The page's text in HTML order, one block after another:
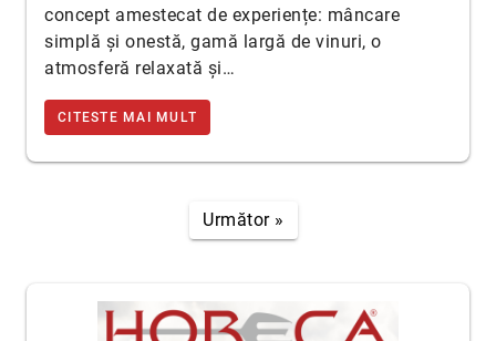
concept amestecat de experiențe: mâncare
simplă și onestă, gamă largă de vinuri, o
atmosferă relaxată și…
CITESTE MAI MULT
Următor »